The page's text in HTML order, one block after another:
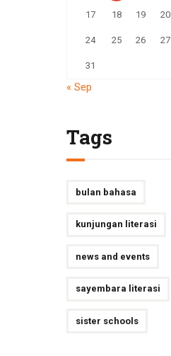
17 18 19 20
24 25 26 27
31
« Sep
Tags
bulan bahasa
kunjungan literasi
news and events
sayembara literasi
sister schools